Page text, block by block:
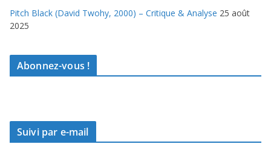
Pitch Black (David Twohy, 2000) – Critique & Analyse 25 août
2025
Abonnez-vous !
Suivi par e-mail